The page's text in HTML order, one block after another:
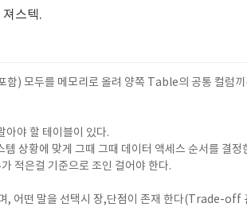
스텍.
) 모두를 메모리로 올려 양쪽 Table의 공통 컬럼끼
아야 할 테이블이 있다.
상황에 맞게 그때 그때 데이터 액세스 순서를 결정
적은걸 기준으로 조인 걸어야 한다.
, 어떤 말을 선택시 장,단점이 존재 한다(Trade-off